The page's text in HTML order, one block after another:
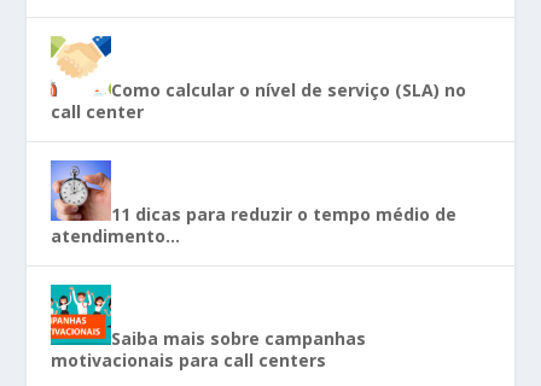
Como calcular o nível de serviço (SLA) no
call center
11 dicas para reduzir o tempo médio de
atendimento…
Saiba mais sobre campanhas
motivacionais para call centers